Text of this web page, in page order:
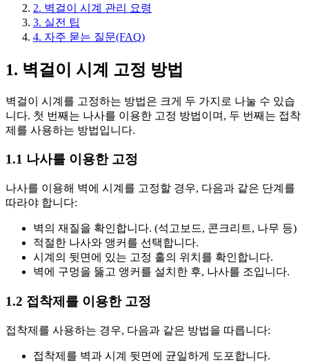
2. 벽걸이 시계 관리 요령
3. 실전 팁
4. 자주 묻는 질문(FAQ)
1. 벽걸이 시계 고정 방법
벽걸이 시계를 고정하는 방법은 크게 두 가지로 나눌 수 있습
니다. 첫 번째는 나사를 이용한 고정 방법이며, 두 번째는 접착
제를 사용하는 방법입니다.
1.1 나사를 이용한 고정
나사를 이용해 벽에 시계를 고정할 경우, 다음과 같은 단계를
따라야 합니다:
벽의 재질을 확인합니다. (석고보드, 콘크리트, 나무 등)
적절한 나사와 앵커를 선택합니다.
시계의 뒷면에 있는 고정 홀의 위치를 확인합니다.
벽에 구멍을 뚫고 앵커를 설치한 후, 나사를 조입니다.
1.2 접착제를 이용한 고정
접착제를 사용하는 경우, 다음과 같은 방법을 따릅니다:
접착제를 벽과 시계 뒷면에 균일하게 도포합니다.